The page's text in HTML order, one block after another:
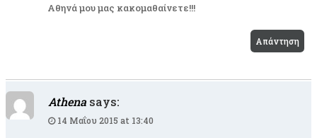
Αθηνά μου μας κακομαθαίνετε!!!
Απάντηση
Athena says:
14 Μαΐου 2015 at 13:40